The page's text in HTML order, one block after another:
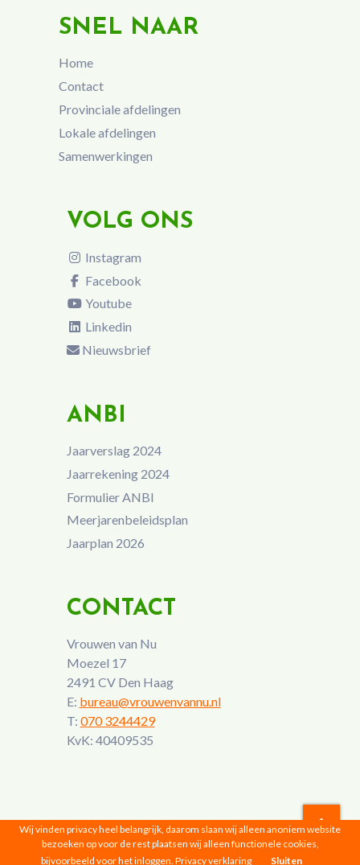
SNEL NAAR
Home
Contact
Provinciale afdelingen
Lokale afdelingen
Samenwerkingen
VOLG ONS
Instagram
Facebook
Youtube
Linkedin
Nieuwsbrief
ANBI
Jaarverslag 2024
Jaarrekening 2024
Formulier ANBI
Meerjarenbeleidsplan
Jaarplan 2026
CONTACT
Vrouwen van Nu
Moezel 17
2491 CV Den Haag
E: bureau@vrouwenvannu.nl
T: 070 3244429
KvK: 40409535
Vrouwen van Nu © 2026 |Privacyverklaring
Wij vinden privacy heel belangrijk, daarom slaan wij alleen anoniem website
bezoeken op voor de rest plaatsen wij alleen functionele cookies,
bijvoorbeeld voor het inloggen. Privacy verklaring Sluiten